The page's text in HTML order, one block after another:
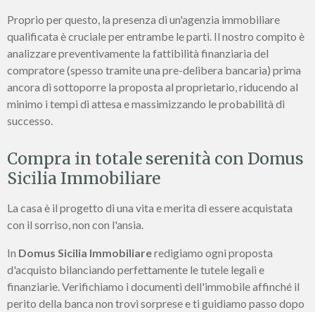
Proprio per questo, la presenza di un'agenzia immobiliare
qualificata è cruciale per entrambe le parti. Il nostro compito è
analizzare preventivamente la fattibilità finanziaria del
compratore (spesso tramite una pre-delibera bancaria) prima
ancora di sottoporre la proposta al proprietario, riducendo al
minimo i tempi di attesa e massimizzando le probabilità di
successo.
Compra in totale serenità con Domus
Sicilia Immobiliare
La casa è il progetto di una vita e merita di essere acquistata
con il sorriso, non con l'ansia.
In Domus Sicilia Immobiliareredigiamo ogni proposta
d'acquisto bilanciando perfettamente le tutele legali e
finanziarie. Verifichiamo i documenti dell'immobile affinché il
perito della banca non trovi sorprese e ti guidiamo passo dopo